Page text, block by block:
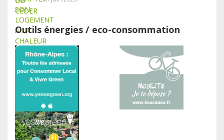
Outils énergies / eco-consommation